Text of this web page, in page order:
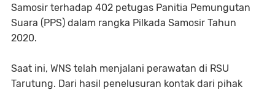
Samosir terhadap 402 petugas Panitia Pemungutan
Suara (PPS) dalam rangka Pilkada Samosir Tahun
2020.
Saat ini, WNS telah menjalani perawatan di RSU
Tarutung. Dari hasil penelusuran kontak dari pihak